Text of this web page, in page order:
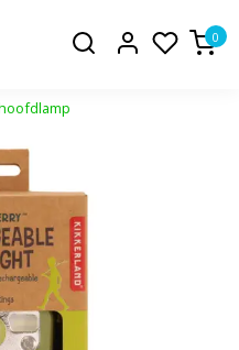
0